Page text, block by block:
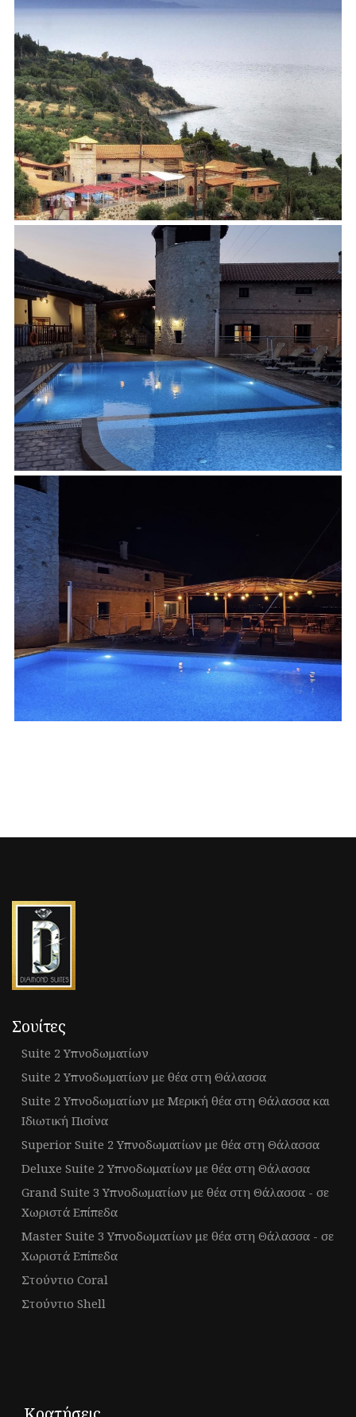
Σουίτες
Suite 2 Υπνοδωματίων
Suite 2 Υπνοδωματίων με θέα στη Θάλασσα
Suite 2 Υπνοδωματίων με Μερική θέα στη Θάλασσα και
Ιδιωτική Πισίνα
Superior Suite 2 Υπνοδωματίων με θέα στη Θάλασσα
Deluxe Suite 2 Υπνοδωματίων με θέα στη Θάλασσα
Grand Suite 3 Υπνοδωματίων με θέα στη Θάλασσα - σε
Χωριστά Επίπεδα
Master Suite 3 Υπνοδωματίων με θέα στη Θάλασσα - σε
Χωριστά Επίπεδα
Στούντιο Coral
Στούντιο Shell